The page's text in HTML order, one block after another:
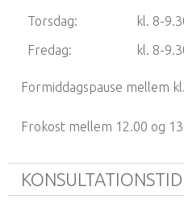
Torsdag:
kl. 8-
Fredag:
kl. 8-
Formiddagspause mellem
Frokost mellem 12.00 og